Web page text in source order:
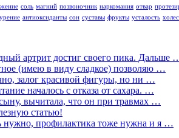
соль магний позвоночник наркомания отвар
антиоксиданты сон суставы фрукты усталость
артрит достиг своего пика. Дальше
(имею в виду сладкое) позволяю …
залог красивой фигуры, но ни …
началось с отказа от сахара. …
вычитала, что он при травмах …
статью!
нужно, профилактика тоже нужна и я …